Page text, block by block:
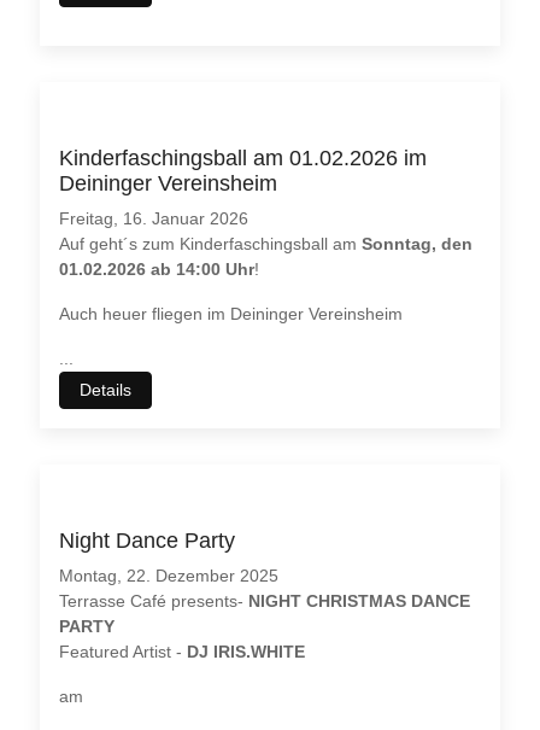
Kinderfaschingsball am 01.02.2026 im
Deininger Vereinsheim
Freitag, 16. Januar 2026
Auf geht´s zum Kinderfaschingsball amSonntag, den
01.02.2026 ab 14:00 Uhr!
Auch heuer fliegen im Deininger Vereinsheim
Details
Night Dance Party
Montag, 22. Dezember 2025
Terrasse Café presents- NIGHT CHRISTMAS DANCE
PARTY
Featured Artist - DJ IRIS.WHITE
am